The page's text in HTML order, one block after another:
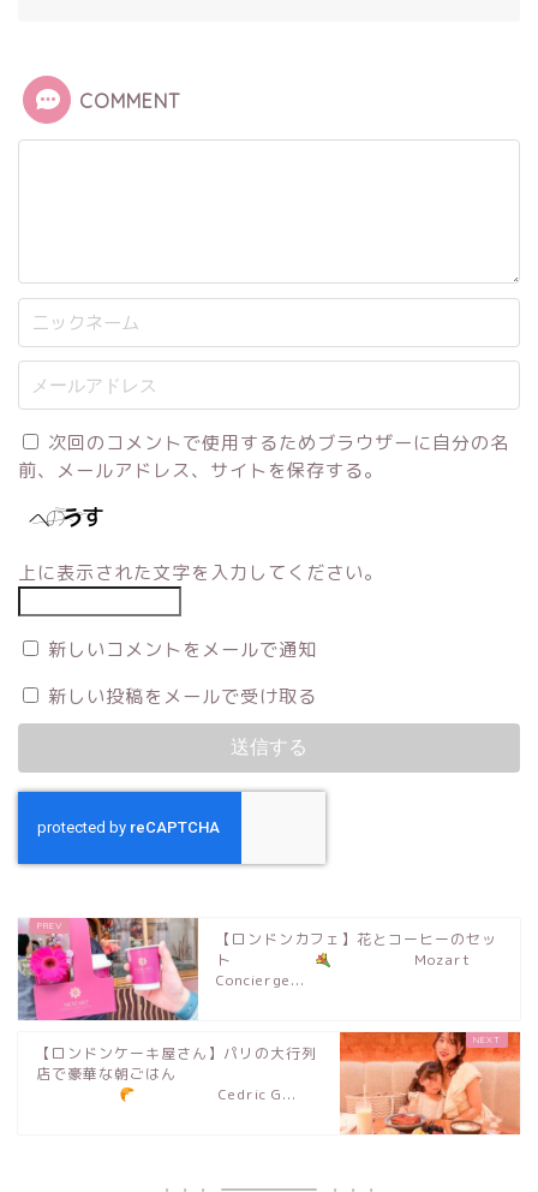
COMMENT
次回のコメントで使用するためブラウザーに自分の名
前、メールアドレス、サイトを保存する。
上に表示された文字を入力してください。
新しいコメントをメールで通知
新しい投稿をメールで受け取る
【ロンドンカフェ】花とコーヒーのセッ
ト
Mozart
Concierge...
【ロンドンケーキ屋さん】パリの大行列
店で豪華な朝ごはん
Cedric G...